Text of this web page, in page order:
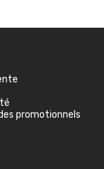
promotionnels